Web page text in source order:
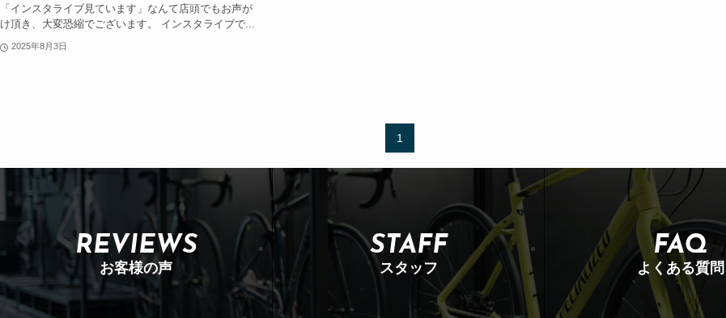
「インスタライブ見ています」なんて店頭でもお声が
け頂き、大変恐縮でございます。 インスタライブで...
2025年8月3日
1
REVIEWS
お客様の声
STAFF
スタッフ
FAQ
よくある質問